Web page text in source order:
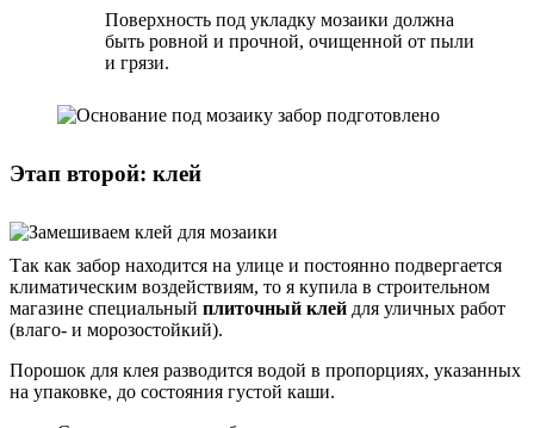
Поверхность под укладку мозаики должна
быть ровной и прочной, очищенной от пыли
и грязи.
Этап второй: клей
Так как забор находится на улице и постоянно подвергается
климатическим воздействиям, то я купила в строительном
магазине специальный плиточный клей для уличных работ
(влаго- и морозостойкий).
Порошок для клея разводится водой в пропорциях, указанных
на упаковке, до состояния густой каши.